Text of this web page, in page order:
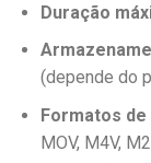
Duração
(depende do
Formatos
MOV, M4V,